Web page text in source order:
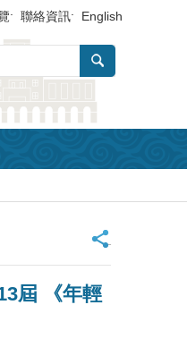
聯絡資訊 English
_
屆 《年輕